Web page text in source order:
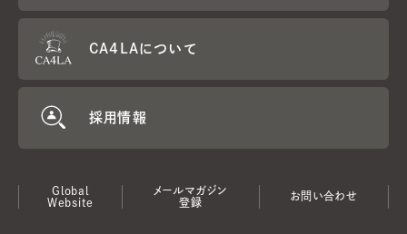
CA4LAについて
採用情報
Global
Website
メールマガジン
登録
お問い合わせ